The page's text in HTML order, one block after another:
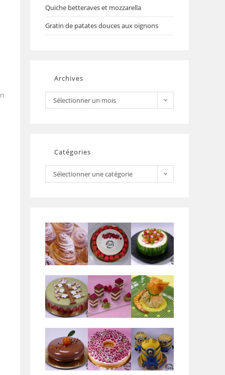
Quiche betteraves et mozzarella
Gratin de patates douces aux oignons
Archives
Sélectionner un mois
Catégories
Sélectionner une catégorie